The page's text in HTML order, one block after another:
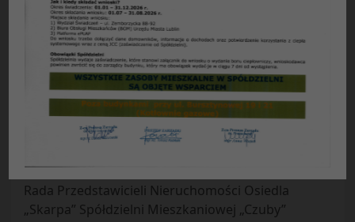
Uchwała Nr 30/2017
Rady Przedstawicieli Nieruchomości Osiedla
„Skarpa”
Spółdzielni Mieszkaniowej „Czuby”
z dnia 13.12.2017 r.
w sprawie:umieszczenie banerów reklamowych w
Rada Przedstawicieli Nieruchomości Osiedla
„Skarpa” Spółdzielni Mieszkaniowej „Czuby”